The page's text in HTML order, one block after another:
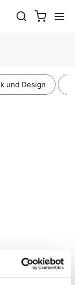
und Design